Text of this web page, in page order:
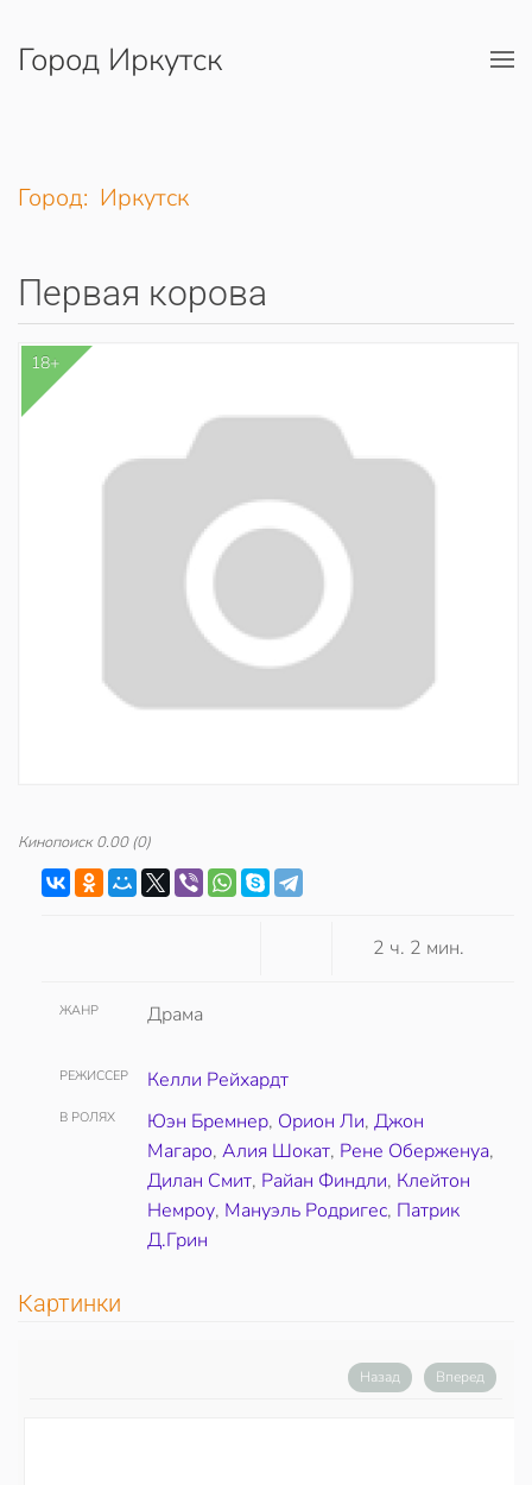
Перейти к содержимому
Город Иркутск
Город: Иркутск
Первая корова
18+
Кинопоиск 0.00(0)
2 ч. 2 мин.
ЖАНР Драма
РЕЖИССЕР Келли Рейхардт
В РОЛЯХ Юэн Бремнер, Орион Ли, Джон
Магаро, Алия Шокат, Рене Оберженуа,
Дилан Смит, Райан Финдли, Клейтон
Немроу, Мануэль Родригес, Патрик
Д.Грин
Картинки
Назад Вперед